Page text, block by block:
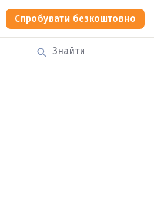
Спробувати безкоштовно